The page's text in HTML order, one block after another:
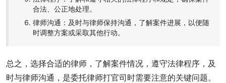
合法、公正地处理。
律师沟通：及时与律师保持沟通，了解案件进展，以便随
时调整方案或采取其他行动。
总之，选择合适的律师，了解案件情况，遵守法律程序，及
时与律师沟通，是委托律师打官司时需要注意的关键问题。